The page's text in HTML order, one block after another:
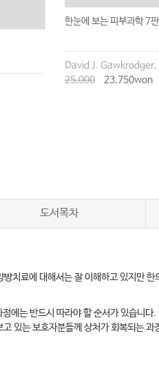
한눈에 보는 피부과학 7판
25,000
23,750won
도서목차
치료에 대해서는 잘 이해하고 있지만
에는 반드시 따라야 할 순서가 있습니
있는 보호자분들께 상처가 회복되는